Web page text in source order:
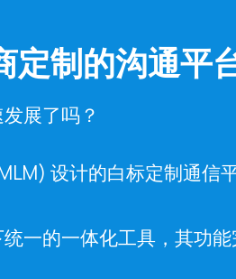
定制的沟通平
展了吗？
设计的白标定制通信
一的一体化工具，其功